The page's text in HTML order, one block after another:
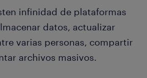
infinidad de plataformas
datos, actualizar
varias personas, compartir
archivos masivos.